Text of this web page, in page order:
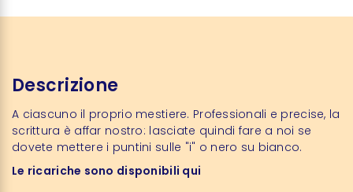
Descrizione
A ciascuno il proprio mestiere. Professionali e precise, la
scrittura è affar nostro: lasciate quindi fare a noi se
dovete mettere i puntini sulle "i" o nero su bianco.
Le ricariche sono disponibili qui